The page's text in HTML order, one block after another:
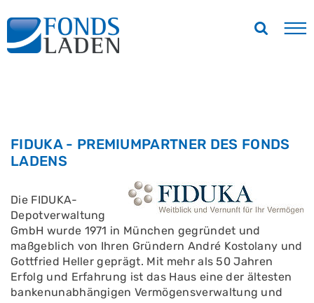
FIDUKA - PREMIUMPARTNER DES FONDS
LADENS
Die FIDUKA-
Depotverwaltung
GmbH wurde 1971 in München gegründet und
maßgeblich von Ihren Gründern André Kostolany und
Gottfried Heller geprägt. Mit mehr als 50 Jahren
Erfolg und Erfahrung ist das Haus eine der ältesten
bankenunabhängigen Vermögensverwaltung und